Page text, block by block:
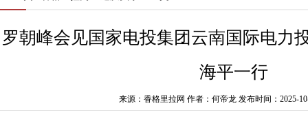
罗朝峰会见国家电投集团云南国际电力
海平一行
来源：香格里拉网 作者：何帝龙 发布时间：2025-